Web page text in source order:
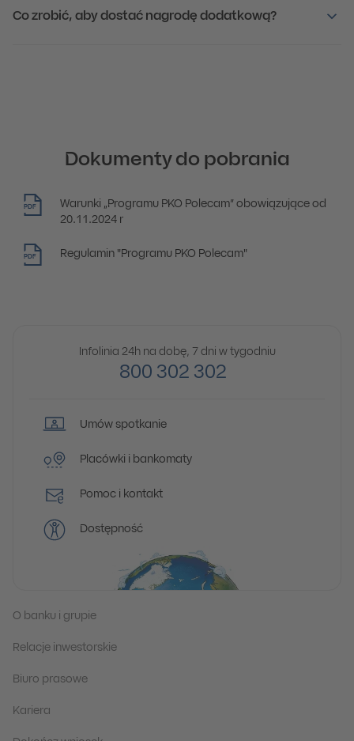
Co zrobić, aby dostać nagrodę dodatkową?
Dokumenty do pobrania
PDF
Warunki „Programu PKO Polecam” obowiązujące od
20.11.2024 r
PDF Regulamin "Programu PKO Polecam"
Infolinia 24h na dobę, 7 dni w tygodniu
800 302 302
Umów spotkanie
Placówki i bankomaty
Pomoc i kontakt
Dostępność
O banku i grupie
Relacje inwestorskie
Biuro prasowe
Kariera